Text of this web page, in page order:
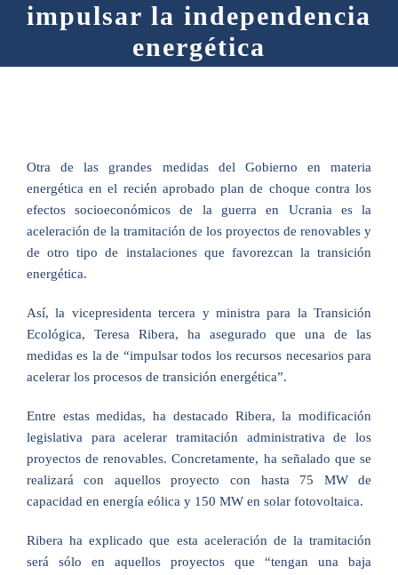
impulsar la independencia
energética
Otra de las grandes medidas del Gobierno en materia
energética en el recién aprobado plan de choque contra los
efectos socioeconómicos de la guerra en Ucrania es la
aceleración de la tramitación de los proyectos de renovables y
de otro tipo de instalaciones que favorezcan la transición
energética.
Así, la vicepresidenta tercera y ministra para la Transición
Ecológica, Teresa Ribera, ha asegurado que una de las
medidas es la de “impulsar todos los recursos necesarios para
acelerar los procesos de transición energética”.
Entre estas medidas, ha destacado Ribera, la modificación
legislativa para acelerar tramitación administrativa de los
proyectos de renovables. Concretamente, ha señalado que se
realizará con aquellos proyecto con hasta 75 MW de
capacidad en energía eólica y 150 MW en solar fotovoltaica.
Ribera ha explicado que esta aceleración de la tramitación
será sólo en aquellos proyectos que “tengan una baja